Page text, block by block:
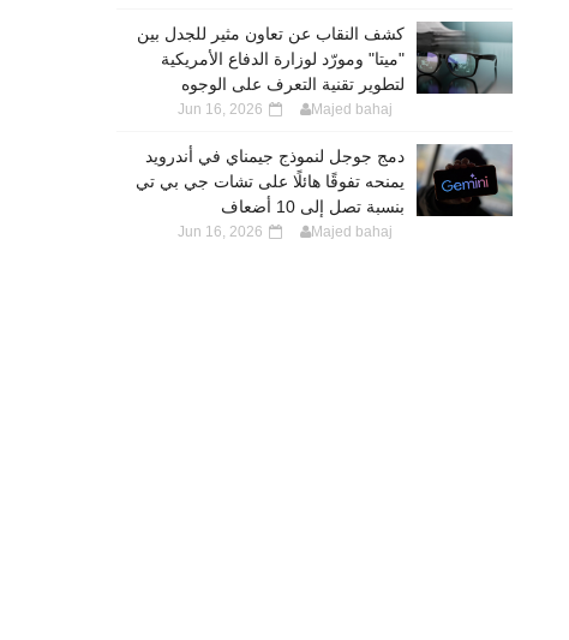
كشف النقاب عن تعاون مثير للجدل بين
"ميتا" ومورّد لوزارة الدفاع الأمريكية
لتطوير تقنية التعرف على الوجوه
Majed bahaj
Jun 16, 2026
دمج جوجل لنموذج جيمناي في أندرويد
يمنحه تفوقًا هائلًا على تشات جي بي تي
بنسبة تصل إلى 10 أضعاف
Majed bahaj
Jun 16, 2026